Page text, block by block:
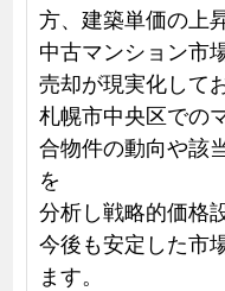
方、建築単価の上
中古マンション市
売却が現実化して
札幌市中央区での
合物件の動向や該
を
分析し戦略的価格
今後も安定した市
ます。